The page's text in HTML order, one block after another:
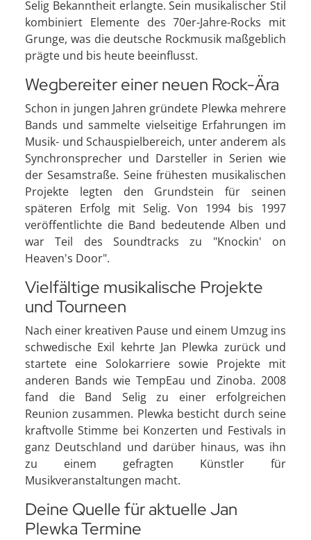
Selig Bekanntheit erlangte. Sein musikalischer Stil
kombiniert Elemente des 70er-Jahre-Rocks mit
Grunge, was die deutsche Rockmusik maßgeblich
prägte und bis heute beeinflusst.
Wegbereiter einer neuen Rock-Ära
Schon in jungen Jahren gründete Plewka mehrere
Bands und sammelte vielseitige Erfahrungen im
Musik- und Schauspielbereich, unter anderem als
Synchronsprecher und Darsteller in Serien wie
der Sesamstraße. Seine frühesten musikalischen
Projekte legten den Grundstein für seinen
späteren Erfolg mit Selig. Von 1994 bis 1997
veröffentlichte die Band bedeutende Alben und
war Teil des Soundtracks zu "Knockin' on
Heaven's Door".
Vielfältige musikalische Projekte
und Tourneen
Nach einer kreativen Pause und einem Umzug ins
schwedische Exil kehrte Jan Plewka zurück und
startete eine Solokarriere sowie Projekte mit
anderen Bands wie TempEau und Zinoba. 2008
fand die Band Selig zu einer erfolgreichen
Reunion zusammen. Plewka besticht durch seine
kraftvolle Stimme bei Konzerten und Festivals in
ganz Deutschland und darüber hinaus, was ihn
zu einem gefragten Künstler für
Musikveranstaltungen macht.
Deine Quelle für aktuelle Jan
Plewka Termine